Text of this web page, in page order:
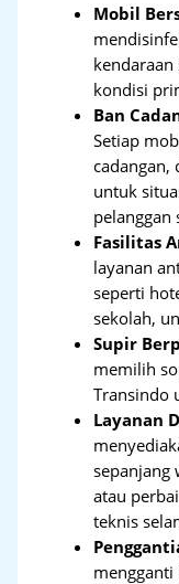
Mobil
kondisi
Ban
Setiap
cadangan,
untuk
pelanggan
Fasilitas
layanan
seperti
sekolah,
Supir
memilih
Transindo
Layanan
sepanjang
atau
teknis
mengganti